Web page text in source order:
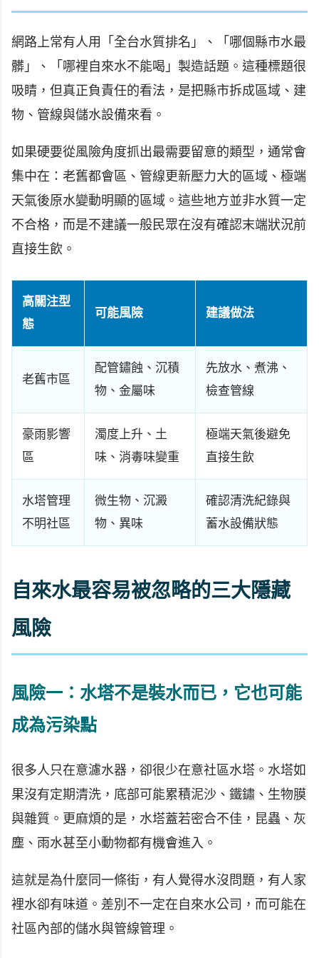
網路上常有人用「全台水質排名」、「哪個縣市水最
髒」、「哪裡自來水不能喝」製造話題。這種標題很
吸睛，但真正負責任的看法，是把縣市拆成區域、建
物、管線與儲水設備來看。
如果硬要從風險角度抓出最需要留意的類型，通常會
集中在：老舊都會區、管線更新壓力大的區域、極端
天氣後原水變動明顯的區域。這些地方並非水質一定
不合格，而是不建議一般民眾在沒有確認末端狀況前
直接生飲。
高關注型
態
可能風險 建議做法
老舊市區
配管鏽蝕、沉積
物、金屬味
先放水、煮沸、
檢查管線
豪雨影響
區
濁度上升、土
味、消毒味變重
極端天氣後避免
直接生飲
水塔管理
不明社區
微生物、沉澱
物、異味
確認清洗紀錄與
蓄水設備狀態
自來水最容易被忽略的三大隱藏
風險
風險一：水塔不是裝水而已，它也可能
成為污染點
很多人只在意濾水器，卻很少在意社區水塔。水塔如
果沒有定期清洗，底部可能累積泥沙、鐵鏽、生物膜
與雜質。更麻煩的是，水塔蓋若密合不佳，昆蟲、灰
塵、雨水甚至小動物都有機會進入。
這就是為什麼同一條街，有人覺得水沒問題，有人家
裡水卻有味道。差別不一定在自來水公司，而可能在
社區內部的儲水與管線管理。